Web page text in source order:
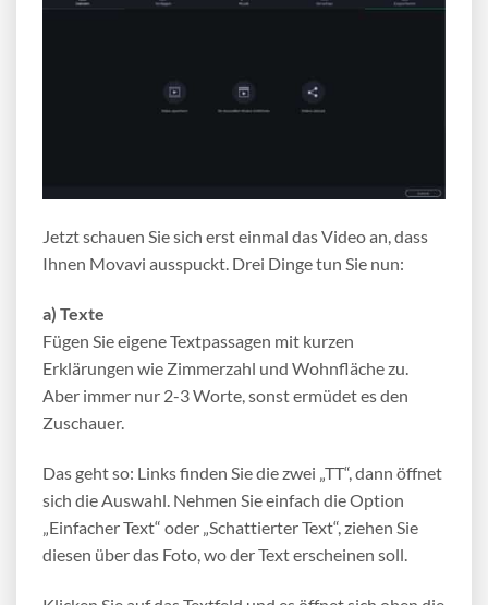
Jetzt schauen Sie sich erst einmal das Video an, dass
Ihnen Movavi ausspuckt. Drei Dinge tun Sie nun:
a) Texte
Fügen Sie eigene Textpassagen mit kurzen
Erklärungen wie Zimmerzahl und Wohnfläche zu.
Aber immer nur 2-3 Worte, sonst ermüdet es den
Zuschauer.
Das geht so: Links finden Sie die zwei „TT“, dann öffnet
sich die Auswahl. Nehmen Sie einfach die Option
„Einfacher Text“ oder „Schattierter Text“, ziehen Sie
diesen über das Foto, wo der Text erscheinen soll.